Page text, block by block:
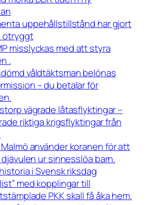
uppehållstillstånd har gjort
otryggt
misslyckas med att styra
.
våldtäktsman belönas
– du betalar för
vägrade låtasflyktingar –
riktiga krigsflyktingar från
Malmö använder koranen för att
ur sinnesslöa barn.
i Svensk riksdag
med kopplingar till
PKK skall få åka hem.